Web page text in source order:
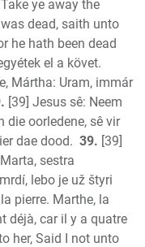
ye away the
dead, saith unto
he hath been dead
el a követ.
Mártha: Uram, immár
[39] Jesus sê: Neem
die oorledene, sê vir
dae dood. 39. [39]
sestra
lebo je už štyri
pierre. Marthe, la
déjà, car il y a quatre
her, Said I not unto